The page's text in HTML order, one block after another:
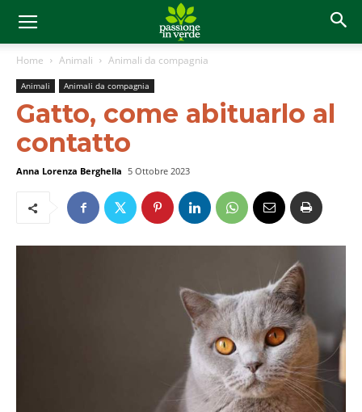
Home Animali Animali da compagnia
Animali Animali da compagnia
Gatto, come abituarlo al
contatto
Anna Lorenza Berghella 5 Ottobre 2023